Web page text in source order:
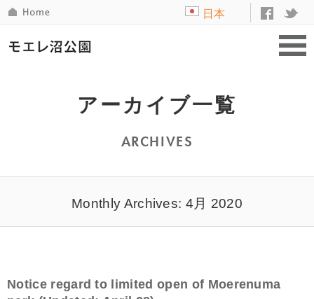
日本
アーカイブ一覧
ARCHIVES
Monthly Archives: 4月 2020
Notice regard to limited open of Moerenuma